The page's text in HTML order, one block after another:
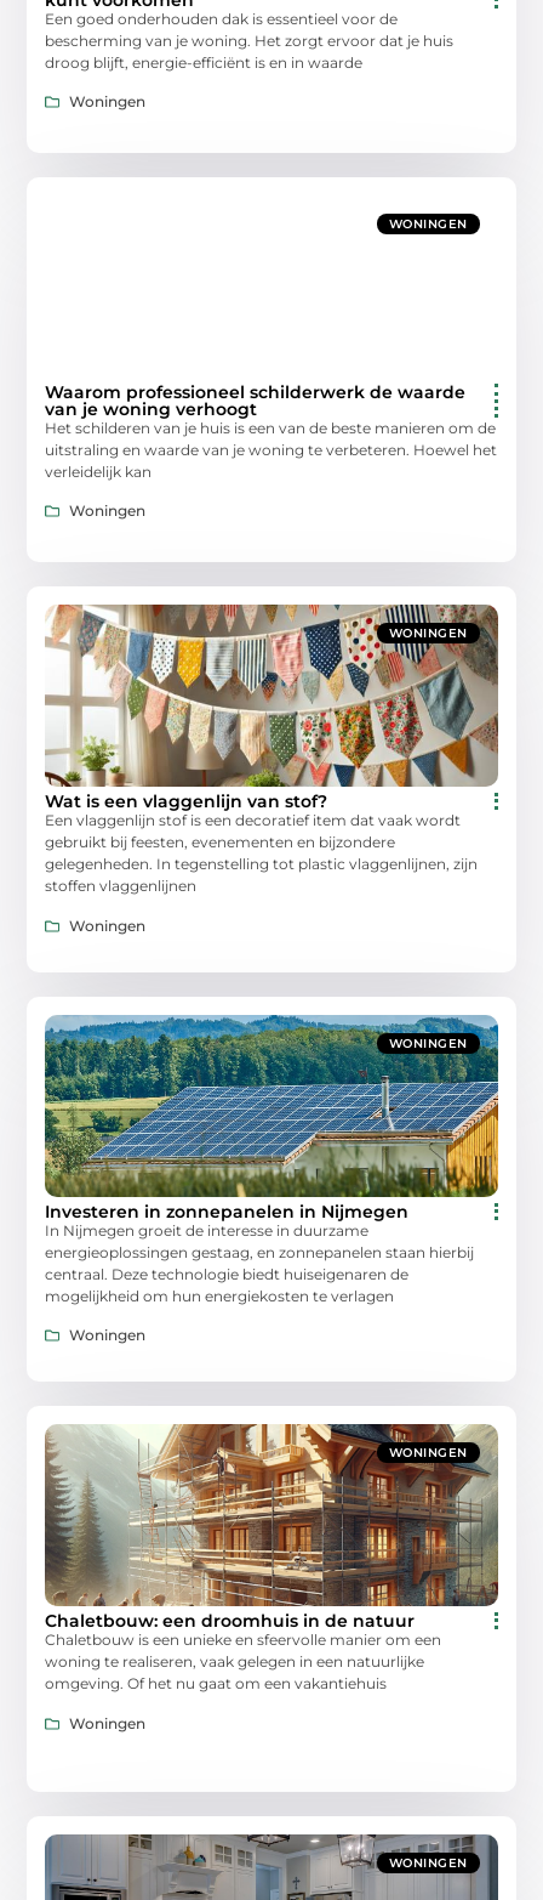
Een goed onderhouden dak is essentieel voor de
bescherming van je woning. Het zorgt ervoor dat je huis
droog blijft, energie-efficiënt is en in waarde
Woningen
WONINGEN
Waarom professioneel schilderwerk de waarde
van je woning verhoogt
Het schilderen van je huis is een van de beste manieren om de
uitstraling en waarde van je woning te verbeteren. Hoewel het
verleidelijk kan
Woningen
WONINGEN
Wat is een vlaggenlijn van stof?
Een vlaggenlijn stof is een decoratief item dat vaak wordt
gebruikt bij feesten, evenementen en bijzondere
gelegenheden. In tegenstelling tot plastic vlaggenlijnen, zijn
stoffen vlaggenlijnen
Woningen
WONINGEN
Investeren in zonnepanelen in Nijmegen
In Nijmegen groeit de interesse in duurzame
energieoplossingen gestaag, en zonnepanelen staan hierbij
centraal. Deze technologie biedt huiseigenaren de
mogelijkheid om hun energiekosten te verlagen
Woningen
WONINGEN
Chaletbouw: een droomhuis in de natuur
Chaletbouw is een unieke en sfeervolle manier om een
woning te realiseren, vaak gelegen in een natuurlijke
omgeving. Of het nu gaat om een vakantiehuis
Woningen
WONINGEN